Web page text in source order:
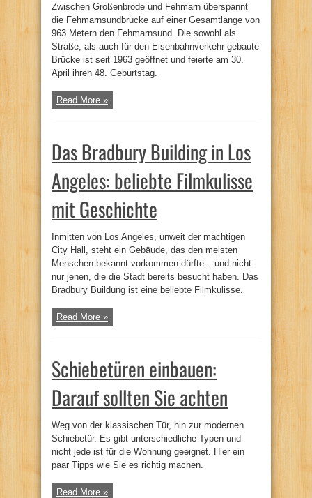
Zwischen Großenbrode und Fehmarn überspannt
die Fehmarnsundbrücke auf einer Gesamtlänge von
963 Metern den Fehmarnsund. Die sowohl als
Straße, als auch für den Eisenbahnverkehr gebaute
Brücke ist seit 1963 geöffnet und feierte am 30.
April ihren 48. Geburtstag.
Read More »
Das Bradbury Building in Los
Angeles: beliebte Filmkulisse
mit Geschichte
Inmitten von Los Angeles, unweit der mächtigen
City Hall, steht ein Gebäude, das den meisten
Menschen bekannt vorkommen dürfte – und nicht
nur jenen, die die Stadt bereits besucht haben. Das
Bradbury Buildung ist eine beliebte Filmkulisse.
Read More »
Schiebetüren einbauen:
Darauf sollten Sie achten
Weg von der klassischen Tür, hin zur modernen
Schiebetür. Es gibt unterschiedliche Typen und
nicht jede ist für die Wohnung geeignet. Hier ein
paar Tipps wie Sie es richtig machen.
Read More »